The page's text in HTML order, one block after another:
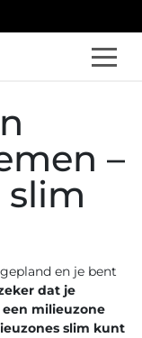
–
slim
en je bent
dat je
milieuzone
slim kunt